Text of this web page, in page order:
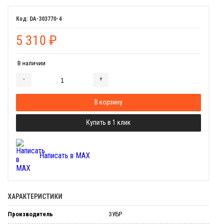
DA-303770-4
5 310 ₽
В наличии
- +
В корзину
Купить в 1 клик
Написать в MAX
ХАРАКТЕРИСТИКИ
Производитель ЗУБР